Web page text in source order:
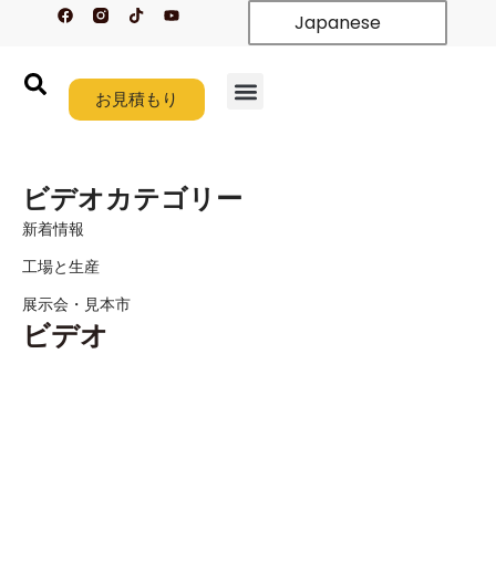
フ
ェ
ッ
テ
ィ
Y
o
b
e
Japanese
お見積もり
ビデオカテゴリー
新着情報
工場と生産
展示会・見本市
ビデオ